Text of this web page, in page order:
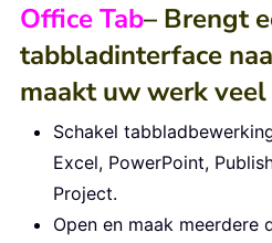
Office Tab– Brengt
tabbladinterface
maakt uw werk
Schakel
Excel, PowerPoint,
Project.
Open en maak meerdere